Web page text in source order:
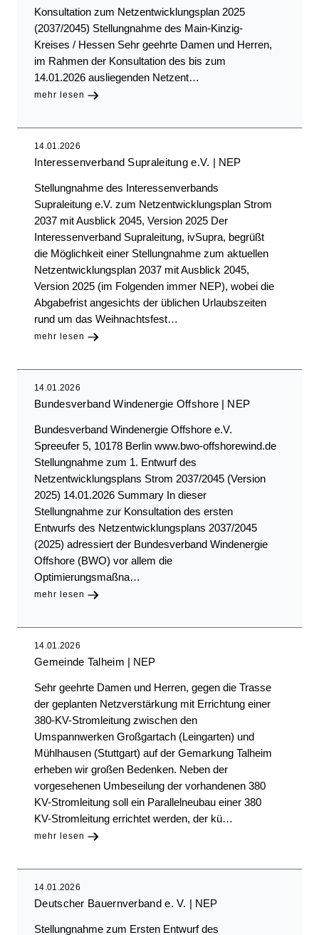
Konsultation zum Netzentwicklungsplan 2025
(2037/2045) Stellungnahme des Main-Kinzig-
Kreises / Hessen Sehr geehrte Damen und Herren,
im Rahmen der Konsultation des bis zum
14.01.2026 ausliegenden Netzent…
mehr lesen
14.01.2026
Interessenverband Supraleitung e.V. NEP
Stellungnahme des Interessenverbands
Supraleitung e.V. zum Netzentwicklungsplan Strom
2037 mit Ausblick 2045, Version 2025 Der
Interessenverband Supraleitung, ivSupra, begrüßt
die Möglichkeit einer Stellungnahme zum aktuellen
Netzentwicklungsplan 2037 mit Ausblick 2045,
Version 2025 (im Folgenden immer NEP), wobei die
Abgabefrist angesichts der üblichen Urlaubszeiten
rund um das Weihnachtsfest…
mehr lesen
14.01.2026
Bundesverband Windenergie Offshore NEP
Bundesverband Windenergie Offshore e.V.
Spreeufer 5, 10178 Berlin www.bwo-offshorewind.de
Stellungnahme zum 1. Entwurf des
Netzentwicklungsplans Strom 2037/2045 (Version
2025) 14.01.2026 Summary In dieser
Stellungnahme zur Konsultation des ersten
Entwurfs des Netzentwicklungsplans 2037/2045
(2025) adressiert der Bundesverband Windenergie
Offshore (BWO) vor allem die
Optimierungsmaßna…
mehr lesen
14.01.2026
Gemeinde Talheim NEP
Sehr geehrte Damen und Herren, gegen die Trasse
der geplanten Netzverstärkung mit Errichtung einer
380-KV-Stromleitung zwischen den
Umspannwerken Großgartach (Leingarten) und
Mühlhausen (Stuttgart) auf der Gemarkung Talheim
erheben wir großen Bedenken. Neben der
vorgesehenen Umbeseilung der vorhandenen 380
KV-Stromleitung soll ein Parallelneubau einer 380
KV-Stromleitung errichtet werden, der kü…
mehr lesen
14.01.2026
Deutscher Bauernverband e. V. NEP
Stellungnahme zum Ersten Entwurf des